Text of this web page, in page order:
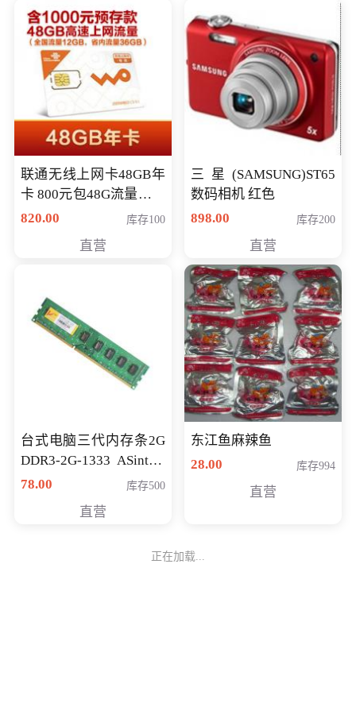
联通无线上网卡48GB年
卡 800元包48G流量，其
中全国流量12G，省内
820.00 库存100
直营
三星(SAMSUNG)ST65
数码相机 红色
898.00
库存200
直营
台式电脑三代内存条2G
DDR3-2G-1333 ASint昱
联品牌
78.00 库存500
直营
东江鱼麻辣鱼
28.00
库存994
直营
正在加载...